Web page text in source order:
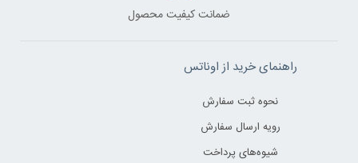
ضمانت کیفیت محصول
راهنمای خرید از اوناتس
نحوه ثبت سفارش
رویه ارسال سفارش
شیوه‌های پرداخت